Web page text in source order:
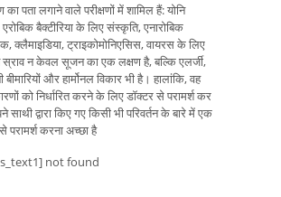
पता लगाने वाले परीक्षणों में शामिल हैं: योनि
बैक्टीरिया के लिए संस्कृति, एनारोबिक
क्लैमाइडिया, ट्राइकोमोनिएसिस, वायरस के लिए
स्राव न केवल सूजन का एक लक्षण है, बल्कि एलर्जी,
और हार्मोनल विकार भी है। हालांकि, वह
को निर्धारित करने के लिए डॉक्टर से परामर्श कर
द्वारा किए गए किसी भी परिवर्तन के बारे में एक
परामर्श करना अच्छा है
not found